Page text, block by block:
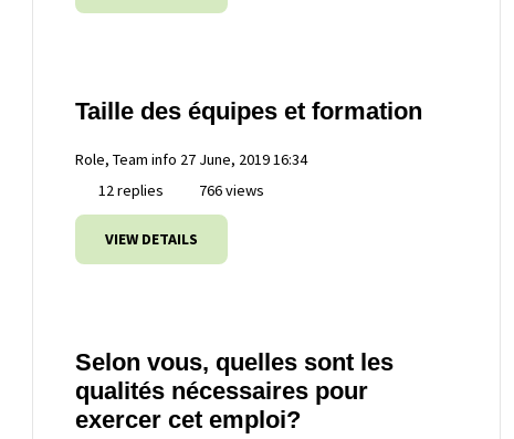
Taille des équipes et formation
Role, Team info 27 June, 2019 16:34
12 replies
766 views
VIEW DETAILS
Selon vous, quelles sont les
qualités nécessaires pour
exercer cet emploi?